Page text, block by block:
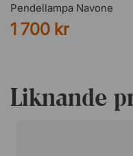
Pendellampa Navone
1 700 kr
Liknande